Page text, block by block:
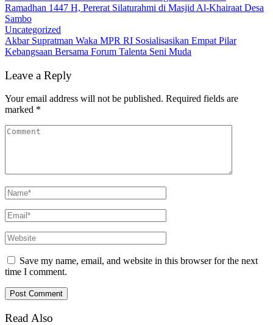
Ramadhan 1447 H, Pererat Silaturahmi di Masjid Al-Khairaat Desa
Sambo
Uncategorized
Akbar Supratman Waka MPR RI Sosialisasikan Empat Pilar
Kebangsaan Bersama Forum Talenta Seni Muda
Leave a Reply
Your email address will not be published. Required fields are
marked *
Save my name, email, and website in this browser for the next
time I comment.
Read Also